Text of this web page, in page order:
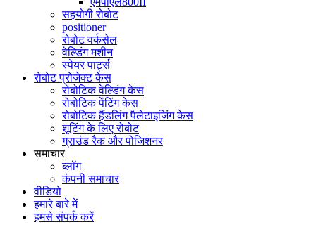
सहयोगी रोबोट
positioner
रोबोट वर्कसेल
वेल्डिंग मशीन
स्पेयर पार्ट्स
रोबोट प्रोजेक्ट केस
रोबोटिक वेल्डिंग केस
रोबोटिक पेंटिंग केस
रोबोटिक हैंडलिंग पैलेटाइजिंग केस
शूटिंग के लिए रोबोट
ग्राउंड रैक और पोजिशनर
समाचार
ब्लॉग
कंपनी समाचार
वीडियो
हमारे बारे में
हमसे संपर्क करें